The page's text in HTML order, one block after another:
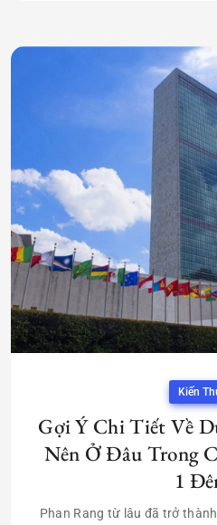
Kiến
Gợi Ý Chi Tiết Về
Nên Ở Đâu Trong
1
Phan Rang từ lâu đã trở